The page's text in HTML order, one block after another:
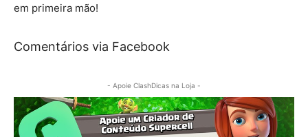
em primeira mão!
Comentários via Facebook
- Apoie ClashDicas na Loja -